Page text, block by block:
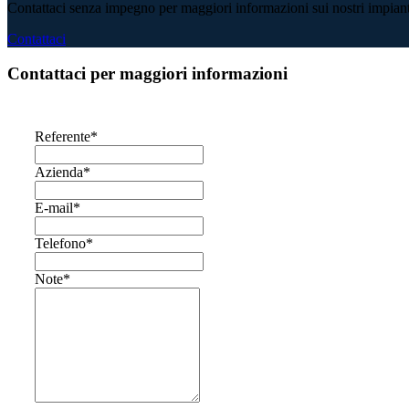
Contattaci senza impegno per maggiori informazioni sui nostri
Contattaci
Contattaci per maggiori informazioni
Referente*
Azienda*
E-mail*
Telefono*
Note*